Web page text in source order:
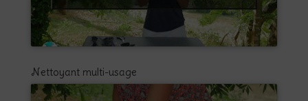
Nettoyant multi-usage